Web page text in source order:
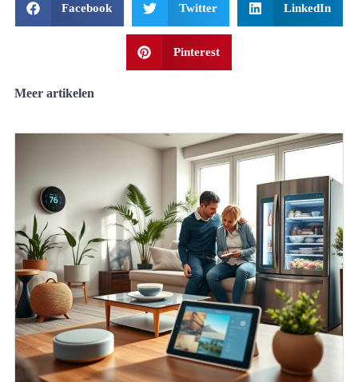
Facebook Twitter LinkedIn
Pinterest
Meer artikelen